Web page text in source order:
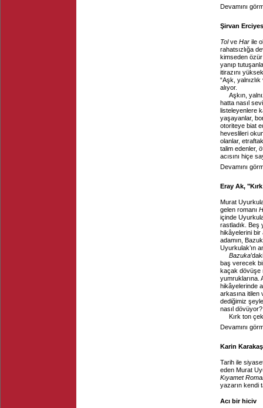
Devamını
Şirvan
Tolve Har ile
rahatsızlığa
kimseden özür
yanıp
itirazını
“Aşk,
alıyor.
Aşkın,
hatta nasıl
listeleyenlere
yaşayanlar,
otoriteye biat
heveslileri
olanlar,
talim edenler,
acısını hiçe
Devamını
Eray Ak,
Murat
gelen romanı
içinde
rastladık. Beş
hikâyelerini bir
adamın,
Uyurkulak’ın
Bazuka
baş verecek
kaçak dövüşe
yumruklarına.
hikâyelerinde
arkasına itilen
dediğimiz
nasıl
Kırk ton
Devamını
Karin
Tarih ile
eden Murat
Kıyamet
yazarın kendi
Acı bir hiciv